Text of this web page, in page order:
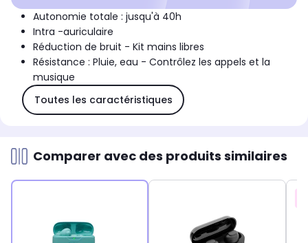
Autonomie totale : jusqu'à 40h
Intra -auriculaire
Réduction de bruit - Kit mains libres
Résistance : Pluie, eau - Contrôlez les appels et la
musique
Toutes les caractéristiques
Comparer avec des produits similaires